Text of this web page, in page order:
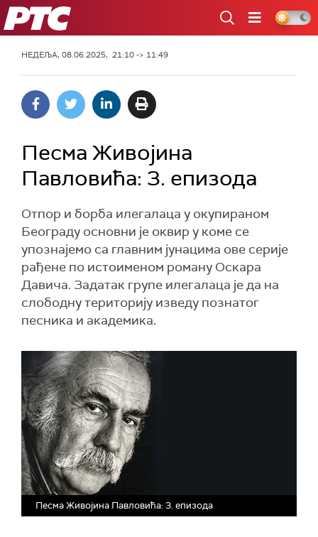
РТС
НЕДЕЉА, 08.06.2025, 21:10 -> 11:49
Песма Живојина
Павловића: 3. епизода
Отпор и борба илегалаца у окупираном
Београду основни је оквир у коме се
упознајемо са главним јунацима ове серије
рађене по истоименом роману Оскара
Давича. Задатак групе илегалаца је да на
слободну територију изведу познатог
песника и академика.
Песма Живојина Павловића: 3. епизода